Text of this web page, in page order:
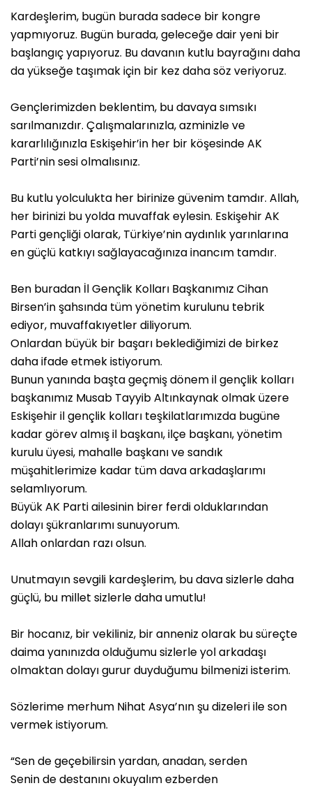
Kardeşlerim, bugün burada sadece bir kongre
yapmıyoruz. Bugün burada, geleceğe dair yeni bir
başlangıç yapıyoruz. Bu davanın kutlu bayrağını daha
da yükseğe taşımak için bir kez daha söz veriyoruz.
Gençlerimizden beklentim, bu davaya sımsıkı
sarılmanızdır. Çalışmalarınızla, azminizle ve
kararlılığınızla Eskişehir’in her bir köşesinde AK
Parti’nin sesi olmalısınız.
Bu kutlu yolculukta her birinize güvenim tamdır. Allah,
her birinizi bu yolda muvaffak eylesin. Eskişehir AK
Parti gençliği olarak, Türkiye’nin aydınlık yarınlarına
en güçlü katkıyı sağlayacağınıza inancım tamdır.
Ben buradan İl Gençlik Kolları Başkanımız Cihan
Birsen’in şahsında tüm yönetim kurulunu tebrik
ediyor, muvaffakıyetler diliyorum.
Onlardan büyük bir başarı beklediğimizi de birkez
daha ifade etmek istiyorum.
Bunun yanında başta geçmiş dönem il gençlik kolları
başkanımız Musab Tayyib Altınkaynak olmak üzere
Eskişehir il gençlik kolları teşkilatlarımızda bugüne
kadar görev almış il başkanı, ilçe başkanı, yönetim
kurulu üyesi, mahalle başkanı ve sandık
müşahitlerimize kadar tüm dava arkadaşlarımı
selamlıyorum.
Büyük AK Parti ailesinin birer ferdi olduklarından
dolayı şükranlarımı sunuyorum.
Allah onlardan razı olsun.
Unutmayın sevgili kardeşlerim, bu dava sizlerle daha
güçlü, bu millet sizlerle daha umutlu!
Bir hocanız, bir vekiliniz, bir anneniz olarak bu süreçte
daima yanınızda olduğumu sizlerle yol arkadaşı
olmaktan dolayı gurur duyduğumu bilmenizi isterim.
Sözlerime merhum Nihat Asya’nın şu dizeleri ile son
vermek istiyorum.
“Sen de geçebilirsin yardan, anadan, serden
Senin de destanını okuyalım ezberden